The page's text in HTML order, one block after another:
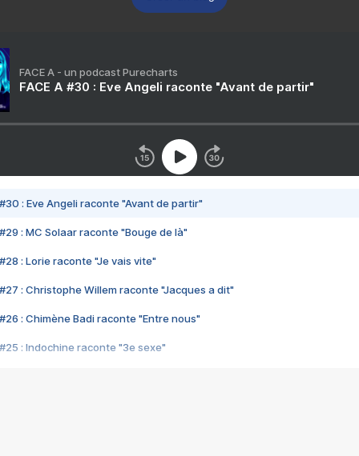
FACE A - un podcast Purecharts
FACE A #30 : Eve Angeli raconte "Avant de partir"
#30 : Eve Angeli raconte "Avant de partir"
#29 : MC Solaar raconte "Bouge de là"
#28 : Lorie raconte "Je vais vite"
#27 : Christophe Willem raconte "Jacques a dit"
#26 : Chimène Badi raconte "Entre nous"
#25 : Indochine raconte "3e sexe"